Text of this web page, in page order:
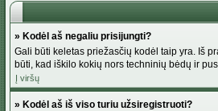
» Kodėl aš negaliu prisijungti?
Gali būti keletas priežasčių kodėl taip yra. Iš
būti, kad iškilo kokių nors techninių bėdų ir
Į viršų
» Kodėl aš iš viso turiu užsiregistruoti?